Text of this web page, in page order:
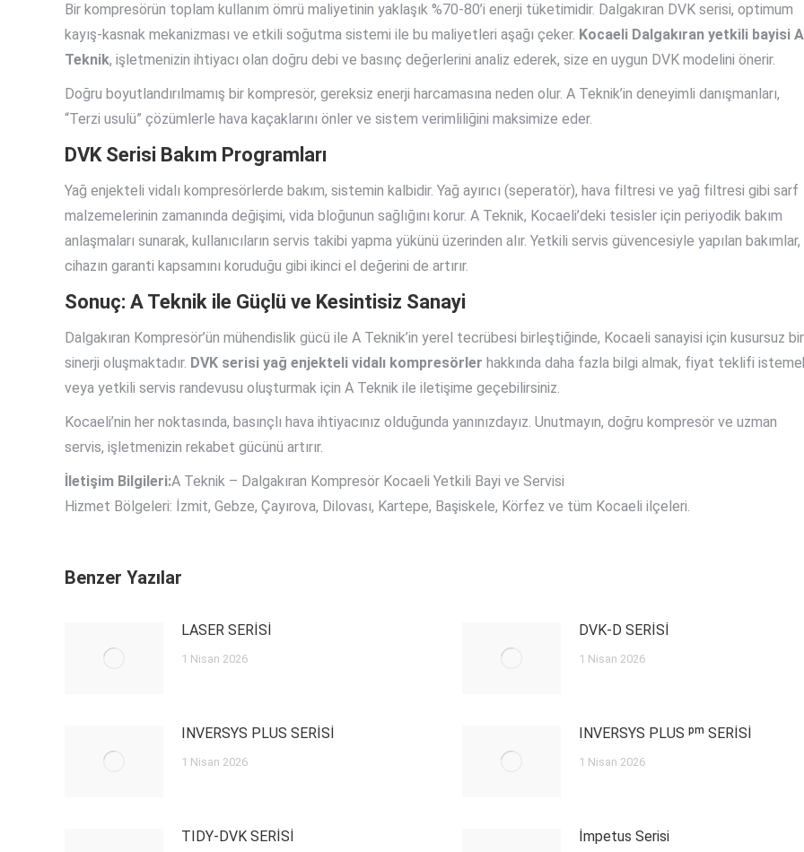
Bir kompresörün toplam kullanım ömrü maliyetinin yaklaşık %70-80’i enerji tüketimidir. Dalgakıran DVK serisi, optimum
kayış-kasnak mekanizması ve etkili soğutma sistemi ile bu maliyetleri aşağı çeker. Kocaeli Dalgakıran yetkili bayisi A
Teknik, işletmenizin ihtiyacı olan doğru debi ve basınç değerlerini analiz ederek, size en uygun DVK modelini önerir.
Doğru boyutlandırılmamış bir kompresör, gereksiz enerji harcamasına neden olur. A Teknik’in deneyimli danışmanları,
“Terzi usulü” çözümlerle hava kaçaklarını önler ve sistem verimliliğini maksimize eder.
DVK Serisi Bakım Programları
Yağ enjekteli vidalı kompresörlerde bakım, sistemin kalbidir. Yağ ayırıcı (seperatör), hava filtresi ve yağ filtresi gibi sarf
malzemelerinin zamanında değişimi, vida bloğunun sağlığını korur. A Teknik, Kocaeli’deki tesisler için periyodik bakım
anlaşmaları sunarak, kullanıcıların servis takibi yapma yükünü üzerinden alır. Yetkili servis güvencesiyle yapılan bakımlar,
cihazın garanti kapsamını koruduğu gibi ikinci el değerini de artırır.
Sonuç: A Teknik ile Güçlü ve Kesintisiz Sanayi
Dalgakıran Kompresör’ün mühendislik gücü ile A Teknik’in yerel tecrübesi birleştiğinde, Kocaeli sanayisi için kusursuz bir
sinerji oluşmaktadır. DVK serisi yağ enjekteli vidalı kompresörler hakkında daha fazla bilgi almak, fiyat teklifi
veya yetkili servis randevusu oluşturmak için A Teknik ile iletişime geçebilirsiniz.
Kocaeli’nin her noktasında, basınçlı hava ihtiyacınız olduğunda yanınızdayız. Unutmayın, doğru kompresör ve uzman
servis, işletmenizin rekabet gücünü artırır.
İletişim Bilgileri:A Teknik – Dalgakıran Kompresör Kocaeli Yetkili Bayi ve Servisi
Hizmet Bölgeleri: İzmit, Gebze, Çayırova, Dilovası, Kartepe, Başiskele, Körfez ve tüm Kocaeli ilçeleri.
Benzer Yazılar
LASER SERİSİ
1 Nisan 2026
DVK-D SERİSİ
1 Nisan 2026
INVERSYS PLUS SERİSİ
1 Nisan 2026
INVERSYS PLUS ᵖᵐ SERİSİ
1 Nisan 2026
TIDY-DVK SERİSİ İmpetus Serisi